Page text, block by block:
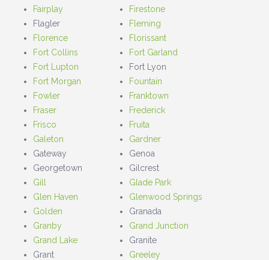
Fairplay
Firestone
Flagler
Fleming
Florence
Florissant
Fort Collins
Fort Garland
Fort Lupton
Fort Lyon
Fort Morgan
Fountain
Fowler
Franktown
Fraser
Frederick
Frisco
Fruita
Galeton
Gardner
Gateway
Genoa
Georgetown
Gilcrest
Gill
Glade Park
Glen Haven
Glenwood Springs
Golden
Granada
Granby
Grand Junction
Grand Lake
Granite
Grant
Greeley